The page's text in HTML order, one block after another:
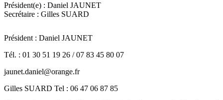
Président(e) : Daniel JAUNET
Secrétaire : Gilles SUARD
Président : Daniel JAUNET
Tél. : 01 30 51 19 26 / 07 83 45 80 07
jaunet.daniel@orange.fr
Gilles SUARD Tel : 06 47 06 87 85